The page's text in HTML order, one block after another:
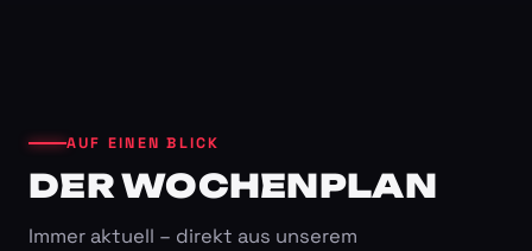
AUF EINEN BLICK
DER WOCHENPLAN
Immer aktuell – direkt aus unserem